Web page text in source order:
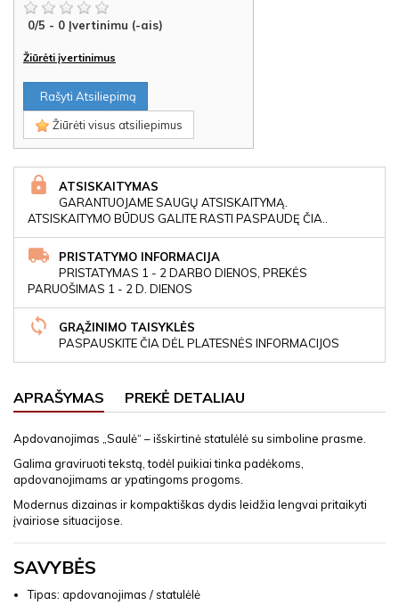
0/5 - 0 Įvertinimu (-ais)
Žiūrėti įvertinimus
Rašyti Atsiliepimą
Žiūrėti visus atsiliepimus
ATSISKAITYMAS
GARANTUOJAME SAUGŲ ATSISKAITYMĄ.
ATSISKAITYMO BŪDUS GALITE RASTI PASPAUDĘ ČIA..
PRISTATYMO INFORMACIJA
PRISTATYMAS 1 - 2 DARBO DIENOS, PREKĖS
PARUOŠIMAS 1 - 2 D. DIENOS
GRĄŽINIMO TAISYKLĖS
PASPAUSKITE ČIA DĖL PLATESNĖS INFORMACIJOS
APRAŠYMAS PREKĖ DETALIAU
Apdovanojimas „Saulė“ – išskirtinė statulėlė su simboline prasme.
Galima graviruoti tekstą, todėl puikiai tinka padėkoms,
apdovanojimams ar ypatingoms progoms.
Modernus dizainas ir kompaktiškas dydis leidžia lengvai pritaikyti
įvairiose situacijose.
SAVYBĖS
Tipas: apdovanojimas / statulėlė